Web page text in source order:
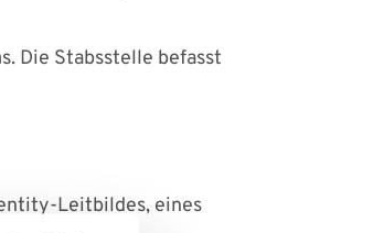
Die Stabsstelle befasst
Leitbildes, eines